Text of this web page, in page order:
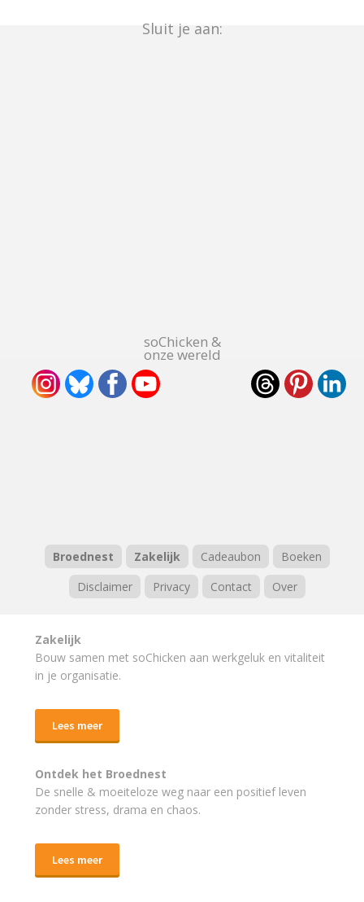
Sluit je aan:
soChicken &
onze wereld
Broednest Zakelijk Cadeaubon
Boeken
Disclaimer
Privacy Contact Over
Zakelijk
Bouw samen met soChicken aan werkgeluk en vitaliteit
in je organisatie.
Lees meer
Ontdek het Broednest
De snelle & moeiteloze weg naar een positief leven
zonder stress, drama en chaos.
Lees meer